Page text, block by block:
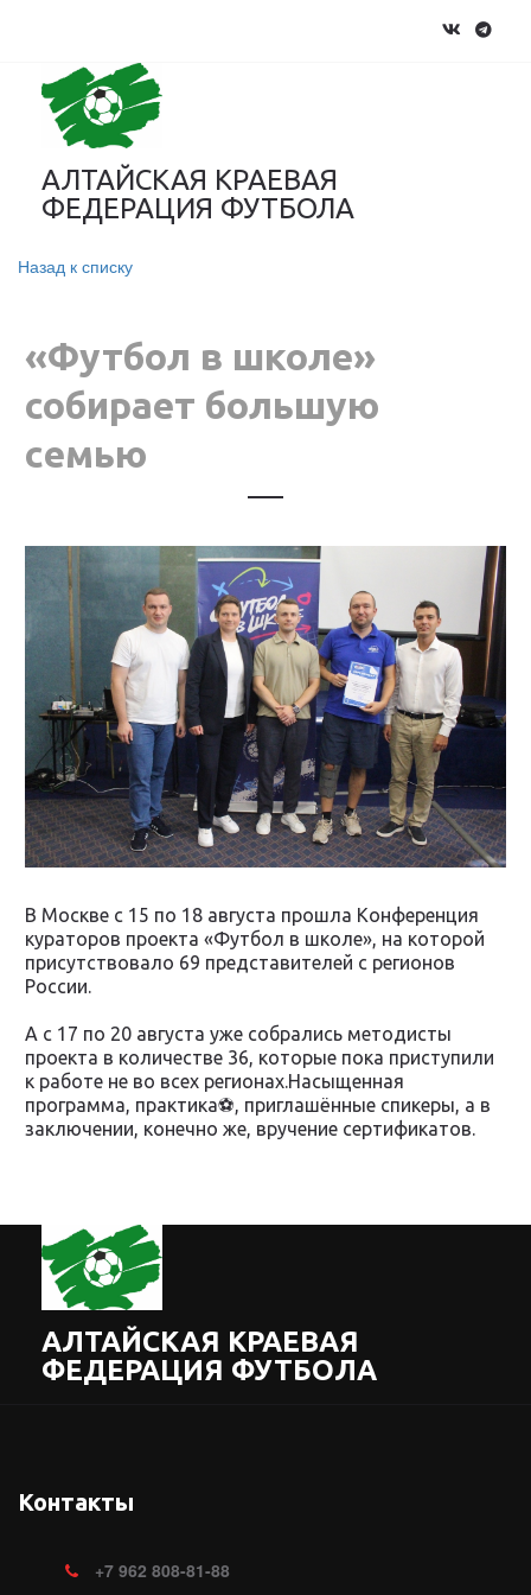
АЛТАЙСКАЯ КРАЕВАЯ
ФЕДЕРАЦИЯ ФУТБОЛА
Назад к списку
«Футбол в школе»
собирает большую
семью
В Москве с 15 по 18 августа прошла Конференция
кураторов проекта «Футбол в школе», на которой
присутствовало 69 представителей с регионов
России.
А с 17 по 20 августа уже собрались методисты
проекта в количестве 36, которые пока приступили
к работе не во всех регионах.Насыщенная
программа, практика⚽, приглашённые спикеры, а в
заключении, конечно же, вручение сертификатов.
АЛТАЙСКАЯ КРАЕВАЯ
ФЕДЕРАЦИЯ ФУТБОЛА
Контакты
+7 962 808-81-88